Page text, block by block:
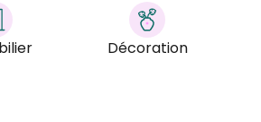
Décoration